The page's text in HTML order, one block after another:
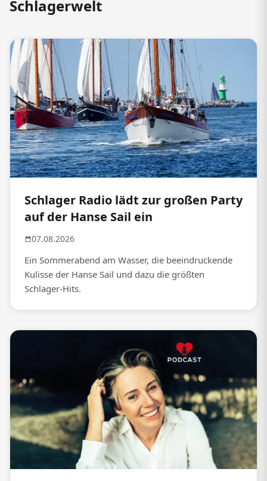
Schlagerwelt
Schlager Radio lädt zur großen Party
auf der Hanse Sail ein
07.08.2026
Ein Sommerabend am Wasser, die beeindruckende
Kulisse der Hanse Sail und dazu die größten
Schlager-Hits.